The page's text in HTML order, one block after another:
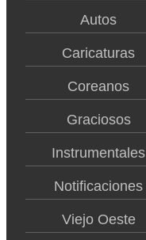
Autos
Caricaturas
Coreanos
Graciosos
Instrumentales
Notificaciones
Viejo Oeste